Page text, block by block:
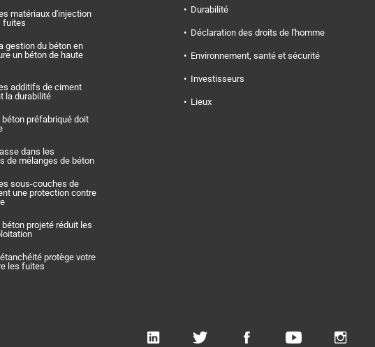
matériaux d'injection
fuites
gestion du béton en
un béton de haute
additifs de ciment
la durabilité
béton préfabriqué doit
dans les
de mélanges de béton
sous-couches de
une protection contre
béton projeté réduit les
protège votre
les fuites
Durabilité
Déclaration des droits de l'homme
Environnement, santé et sécurité
Investisseurs
Lieux